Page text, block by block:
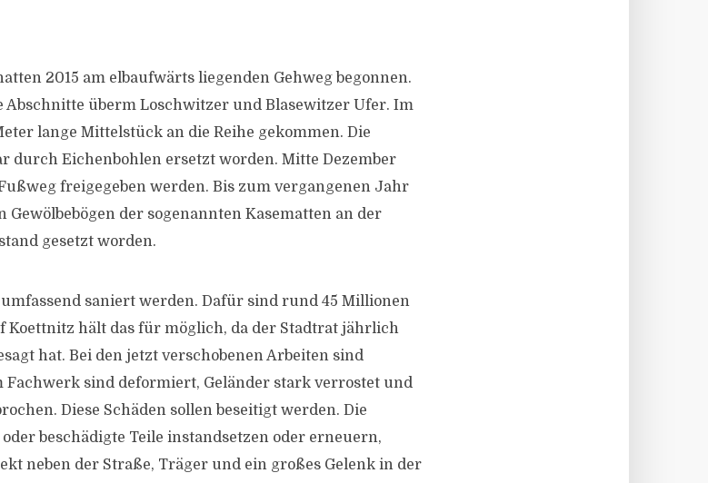
2015 am elbaufwärts liegenden Gehweg begonnen.
Abschnitte überm Loschwitzer und Blasewitzer Ufer. Im
lange Mittelstück an die Reihe gekommen. Die
durch Eichenbohlen ersetzt worden. Mitte Dezember
freigegeben werden. Bis zum vergangenen Jahr
der sogenannten Kasematten an der
gesetzt worden.
saniert werden. Dafür sind rund 45 Millionen
Koettnitz hält das für möglich, da der Stadtrat jährlich
hat. Bei den jetzt verschobenen Arbeiten sind
Fachwerk sind deformiert, Geländer stark verrostet und
Diese Schäden sollen beseitigt werden. Die
beschädigte Teile instandsetzen oder erneuern,
neben der Straße, Träger und ein großes Gelenk in der